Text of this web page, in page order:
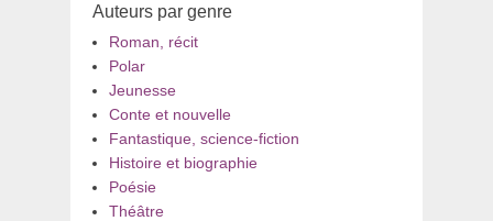
Auteurs par genre
Roman, récit
Polar
Jeunesse
Conte et nouvelle
Fantastique, science-fiction
Histoire et biographie
Poésie
Théâtre